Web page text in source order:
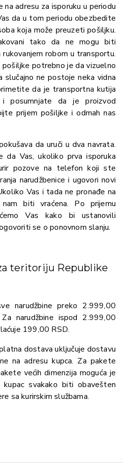
na adresu za isporuku u periodu
da u tom periodu obezbedite
koja može preuzeti pošiljku.
tako da ne mogu biti
robom u transportu.
pošiljke potrebno je da vizuelno
ne postoje neka vidna
da je transportna kutija
i posumnjate da je proizvod
prijem pošiljke i odmah nas
da uruči u dva navrata.
da Vas, ukoliko prva isporuka
pozove na telefon koji ste
narudžbenice i ugovori novi
Vas i tada ne pronađe na
biti vraćena. Po prijemu
Vas kako bi ustanovili
se o ponovnom slanju.
teritoriju Republike
narudžbine preko 2.999,00
narudžbine ispod 2.999,00
199,00 RSD.
dostava uključuje dostavu
na adresu kupca. Za pakete
većih dimenzija moguća je
svakako biti obavešten
sa kurirskim službama.